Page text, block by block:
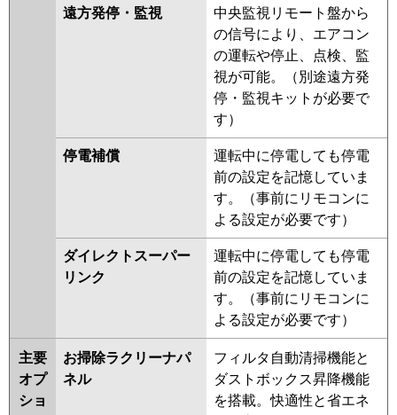
遠方発停・監視
中央監視リモート盤から
の信号により、エアコン
の運転や停止、点検、監
視が可能。（別途遠方発
停・監視キットが必要で
す）
停電補償
運転中に停電しても停電
前の設定を記憶していま
す。（事前にリモコンに
よる設定が必要です）
ダイレクトスーパー
リンク
運転中に停電しても停電
前の設定を記憶していま
す。（事前にリモコンに
よる設定が必要です）
主要
オプ
ショ
お掃除ラクリーナパ
ネル
フィルタ自動清掃機能と
ダストボックス昇降機能
を搭載。快適性と省エネ